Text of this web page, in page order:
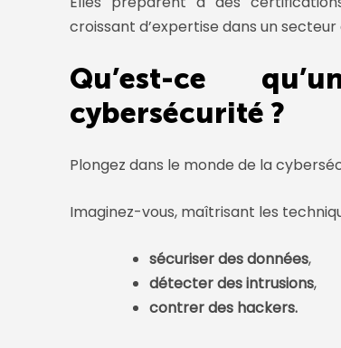
croissant d’expertise dans un
Qu’est-ce
cybersécurité ?
Plongez dans le monde de la
Imaginez-vous, maîtrisant les
sécuriser des données,
détecter des intrusions,
contrer des hackers.